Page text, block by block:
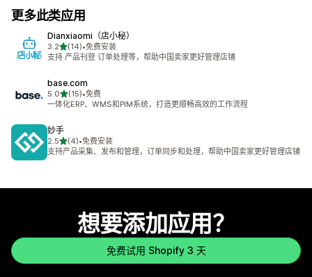
更多此类应用
Dianxiaomi（店小秘）
3.2星（满分 5 星）
(14)
总共 14 条评论
•免费安装
支持 产品刊登 订单处理等，帮助中国卖家更好管理店铺
base.com
5.0星（满分 5 星）
(15)
总共 15 条评论
•免费
一体化ERP、WMS和PIM系统，打造更顺畅高效的工作流程
妙手
2.5星（满分 5 星）
(4)
总共 4 条评论
•免费安装
支持产品采集、发布和管理，订单同步和处理，帮助中国卖家更好管理店铺
想要添加应用？
免费试用 Shopify 3 天